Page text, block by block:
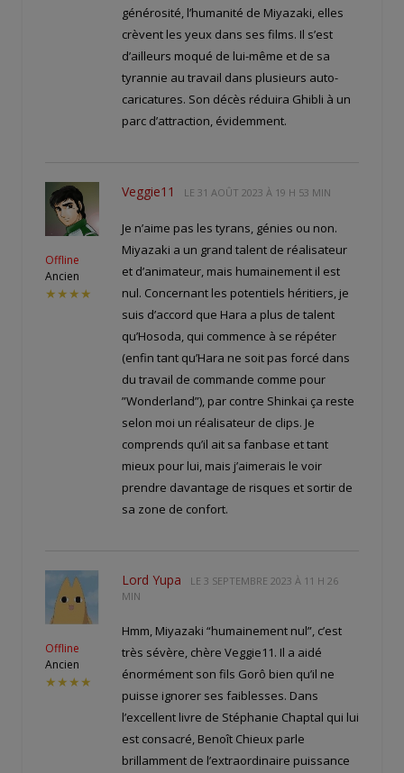
générosité, l’humanité de Miyazaki, elles
crèvent les yeux dans ses films. Il s’est
d’ailleurs moqué de lui-même et de sa
tyrannie au travail dans plusieurs auto-
caricatures. Son décès réduira Ghibli à un
parc d’attraction, évidemment.
Offline
Ancien
★★★★
Veggie11 LE 31 AOÛT 2023 À 19 H 53 MIN
Je n’aime pas les tyrans, génies ou non.
Miyazaki a un grand talent de réalisateur
et d’animateur, mais humainement il est
nul. Concernant les potentiels héritiers, je
suis d’accord que Hara a plus de talent
qu’Hosoda, qui commence à se répéter
(enfin tant qu’Hara ne soit pas forcé dans
du travail de commande comme pour
”Wonderland”), par contre Shinkai ça reste
selon moi un réalisateur de clips. Je
comprends qu’il ait sa fanbase et tant
mieux pour lui, mais j’aimerais le voir
prendre davantage de risques et sortir de
sa zone de confort.
Offline
Ancien
★★★★
Lord Yupa LE 3 SEPTEMBRE 2023 À 11 H 26
MIN
Hmm, Miyazaki “humainement nul”, c’est
très sévère, chère Veggie11. Il a aidé
énormément son fils Gorô bien qu’il ne
puisse ignorer ses faiblesses. Dans
l’excellent livre de Stéphanie Chaptal qui lui
est consacré, Benoît Chieux parle
brillamment de l’extraordinaire puissance